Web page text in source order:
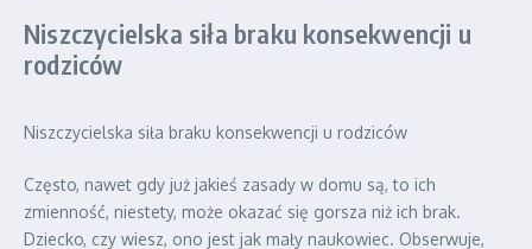
Niszczycielska siła braku konsekwencji u
rodziców
Niszczycielska siła braku konsekwencji u rodziców
Często, nawet gdy już jakieś zasady w domu są, to ich
zmienność, niestety, może okazać się gorsza niż ich brak.
Dziecko, czy wiesz, ono jest jak mały naukowiec. Obserwuje,